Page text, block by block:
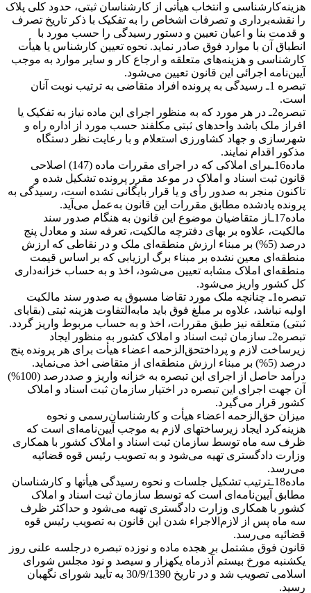
هزینه‌کارشناسی و انتخاب هیأتی از کارشناسان ثبتی، حدود کلی پلاک
را نقشه‌برداری و تصرفات اشخاص را به تفکیک با ذکر تاریخ تصرف
و قدمت بنا و اعیان تعیین و دستور رسیدگی را حسب مورد با
انطباق آن با موارد فوق صادر نماید. نحوه تعیین کارشناس یا هیأت
کارشناسی و هزینه‌های متعلقه و ارجاع کار و سایر موارد به موجب
آیین‌نامه اجرائی این قانون تعیین می‌شود.
تبصره 1ـ رسیدگی به پرونده افراد متقاضی به ترتیب نوبت آنان
است.
تبصره2ـ در هر مورد که به منظور اجرای این ماده نیاز به تفکیک یا
افراز ملک باشد واحدهای ثبتی مکلفند حسب مورد از اداره راه و
شهرسازی و جهاد کشاورزی استعلام و با رعایت نظر دستگاه
مذکور اقدام نمایند.
ماده16ـبرای املاکی که در اجرای مقررات ماده (147) اصلاحی
قانون ثبت اسناد و املاک در موعد مقرر پرونده تشکیل شده و
تاکنون منجر به صدور رأی و یا قرار بایگانی نشده است، رسیدگی به
پرونده یادشده مطابق مقررات این قانون به‌عمل می‌آید.
ماده17ـاز متقاضیان موضوع این قانون به هنگام صدور سند
مالکیت، علاوه بر بهای دفترچه مالکیت، تعرفه سند و معادل پنج
درصد (5%) بر مبناء ارزش منطقه‌ای ملک و در نقاطی که ارزش
منطقه‌ای معین نشده بر مبناء برگ ارزیابی که بر اساس قیمت
منطقه‌ای املاک مشابه تعیین می‌شود، اخذ و به حساب خزانه‌داری
کل کشور واریز می‌شود.
تبصره1ـ چنانچه ملک مورد تقاضا مسبوق به صدور سند مالکیت
اولیه نباشد، علاوه بر مبلغ فوق باید مابه‌التفاوت هزینه ثبتی (بقایای
ثبتی) متعلقه نیز طبق مقررات، اخذ و به حساب مربوط واریز گردد.
تبصره2ـ ‌سازمان ثبت اسناد و املاک کشور به منظور ایجاد
زیرساخت لازم و پرداختحق‌الزحمه اعضاء هیأت برای هر پرونده پنج
‌درصد (5%)‌ بر مبناء ارزش منطقه‌ای از متقاضی اخذ می‌نماید.
درآمد حاصل از اجرای این تبصره به خزانه واریز و صددرصد (100%)
آن جهت اجرای این تبصره در اختیار سازمان ثبت اسناد و املاک
کشور قرار می‌گیرد.
میزان حق‌الزحمه اعضاء هیأت و کارشناسان‌رسمی و نحوه
هزینه‌کرد ایجاد زیرساختهای لازم به موجب آیین‌نامه‌ای است که
ظرف سه‌ ماه توسط سازمان ثبت اسناد و املاک کشور با همکاری
وزارت دادگستری تهیه می‌شود و به تصویب رئیس قوه قضائیه
می‌رسد.
ماده18ـترتیب تشکیل جلسات و نحوه رسیدگی هیأتها و کارشناسان
مطابق آیین‌نامه‌ای است که توسط سازمان ثبت اسناد و املاک
کشور با همکاری وزارت دادگستری تهیه می‌شود و حداکثر ظرف
سه ماه پس از لازم‌الاجراء شدن این قانون به تصویب رئیس قوه
قضائیه می‌رسد.
قانون فوق مشتمل ‌بر هجده ماده و نوزده تبصره درجلسه علنی روز
یکشنبه مورخ بیستم آذر‌‌ماه یکهزار و سیصد و نود مجلس شورای
اسلامی تصویب شد و در تاریخ 30/9/1390 به تأیید شورای نگهبان
رسید.